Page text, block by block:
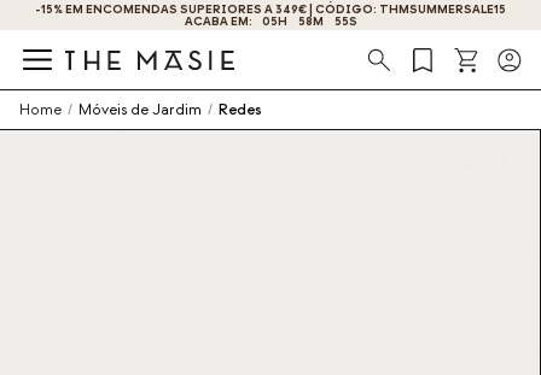
-15% EM ENCOMENDAS SUPERIORES A 349€ | CÓDIGO: THMSUMMERSALE15
ACABA EM: 05H 58M 55S
Procura
Home / Móveis de Jardim / Redes